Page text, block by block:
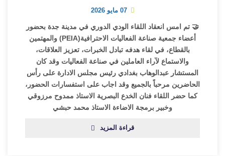
07 مايو 2026
🤝 تم امس انعقاد اللقاء الودي الدوري في مدينة جدة بحضور
أعضاء جمعية صناعة الفعاليات الاحترافية(PEIA) والمهتمين
بالقطاع، في لقاء هدفه تبادل الخبرات، تعزيز العلاقات،
والاستماع لآراء العاملين في صناعة الفعاليات وقد كان
المستشار عبدالوهاب بغدادي رئيس مجلس الادارة على رأس
الحاضرين مرحباً بالجميع وقد اجاب على استفسارات الحضور،
كما حضر اللقاء فنان الخدع البصرية الاستاذ ممدوح مرزوقي
وخبير برمجة الاضاءة الاستاذ محمد حبشي
قراءة المزيد